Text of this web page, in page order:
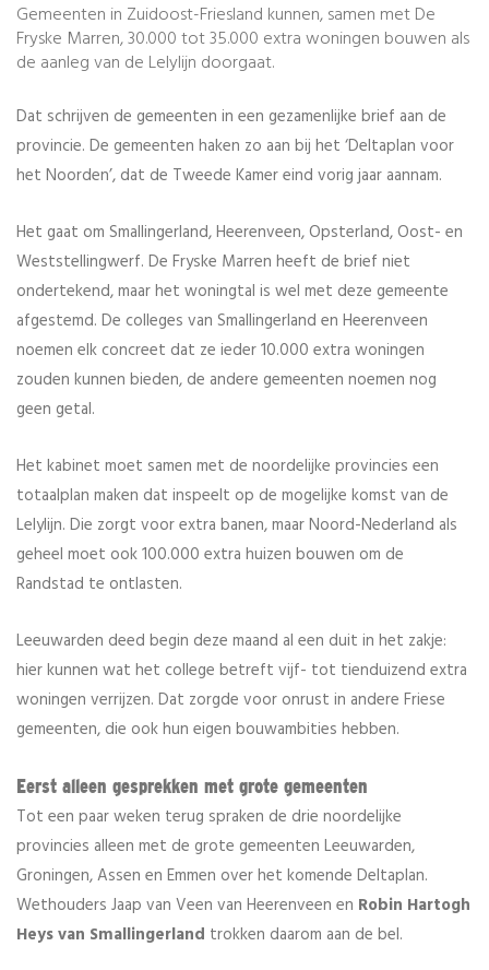
Gemeenten in Zuidoost-Friesland kunnen, samen met De
Fryske Marren, 30.000 tot 35.000 extra woningen bouwen als
de aanleg van de Lelylijn doorgaat.
Dat schrijven de gemeenten in een gezamenlijke brief aan de
provincie. De gemeenten haken zo aan bij het ‘Deltaplan voor
het Noorden’, dat de Tweede Kamer eind vorig jaar aannam.
Het gaat om Smallingerland, Heerenveen, Opsterland, Oost- en
Weststellingwerf. De Fryske Marren heeft de brief niet
ondertekend, maar het woningtal is wel met deze gemeente
afgestemd. De colleges van Smallingerland en Heerenveen
noemen elk concreet dat ze ieder 10.000 extra woningen
zouden kunnen bieden, de andere gemeenten noemen nog
geen getal.
Het kabinet moet samen met de noordelijke provincies een
totaalplan maken dat inspeelt op de mogelijke komst van de
Lelylijn. Die zorgt voor extra banen, maar Noord-Nederland als
geheel moet ook 100.000 extra huizen bouwen om de
Randstad te ontlasten.
Leeuwarden deed begin deze maand al een duit in het zakje:
hier kunnen wat het college betreft vijf- tot tienduizend extra
woningen verrijzen. Dat zorgde voor onrust in andere Friese
gemeenten, die ook hun eigen bouwambities hebben.
Eerst alleen gesprekken met grote gemeenten
Tot een paar weken terug spraken de drie noordelijke
provincies alleen met de grote gemeenten Leeuwarden,
Groningen, Assen en Emmen over het komende Deltaplan.
Wethouders Jaap van Veen van Heerenveen en Robin Hartogh
Heys van Smallingerland trokken daarom aan de bel.